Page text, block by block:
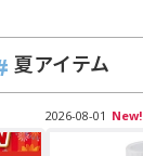
夏アイテム
2026-08-01 New!